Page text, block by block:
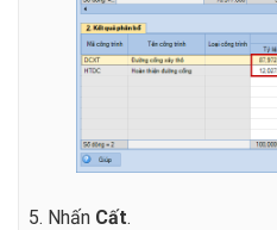
5. Nhấn Cất.